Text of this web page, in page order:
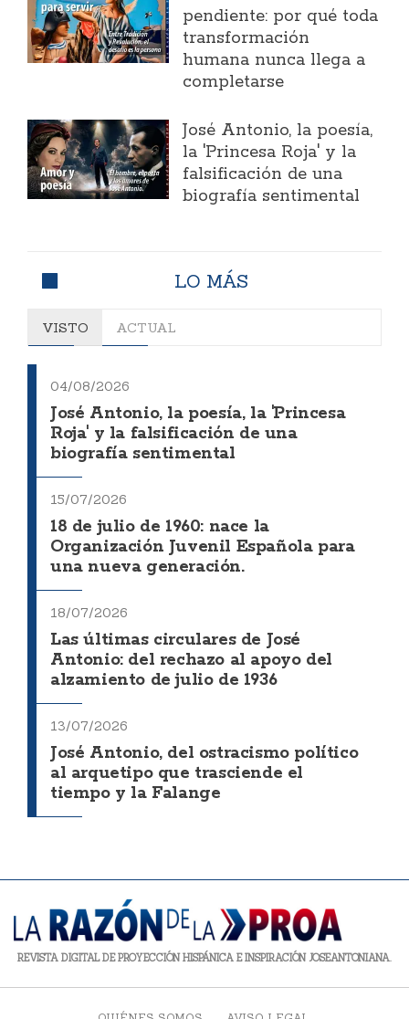
pendiente: por qué toda
transformación
humana nunca llega a
completarse
José Antonio, la poesía,
la 'Princesa Roja' y la
falsificación de una
biografía sentimental
LO MÁS
VISTO ACTUAL
04/08/2026
José Antonio, la poesía, la 'Princesa
Roja' y la falsificación de una
biografía sentimental
15/07/2026
18 de julio de 1960: nace la
Organización Juvenil Española para
una nueva generación.
18/07/2026
Las últimas circulares de José
Antonio: del rechazo al apoyo del
alzamiento de julio de 1936
13/07/2026
José Antonio, del ostracismo político
al arquetipo que trasciende el
tiempo y la Falange
REVISTA DIGITAL DE PROYECCIÓN HISPÁNICA E INSPIRACIÓN JOSEANTONIANA.